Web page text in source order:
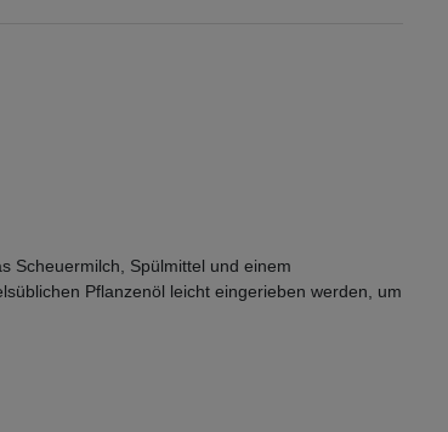
Scheuermilch, Spülmittel und einem
Pflanzenöl leicht eingerieben werden, um